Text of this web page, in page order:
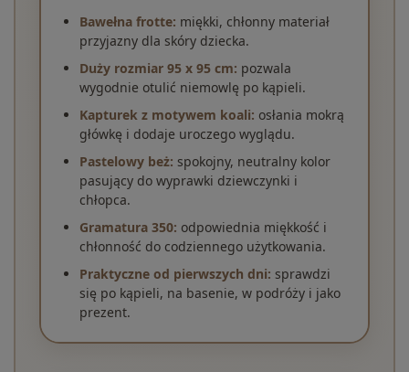
Bawełna frotte: miękki, chłonny materiał
przyjazny dla skóry dziecka.
Duży rozmiar 95 x 95 cm: pozwala
wygodnie otulić niemowlę po kąpieli.
Kapturek z motywem koali: osłania mokrą
główkę i dodaje uroczego wyglądu.
Pastelowy beż: spokojny, neutralny kolor
pasujący do wyprawki dziewczynki i
chłopca.
Gramatura 350: odpowiednia miękkość i
chłonność do codziennego użytkowania.
Praktyczne od pierwszych dni: sprawdzi
się po kąpieli, na basenie, w podróży i jako
prezent.